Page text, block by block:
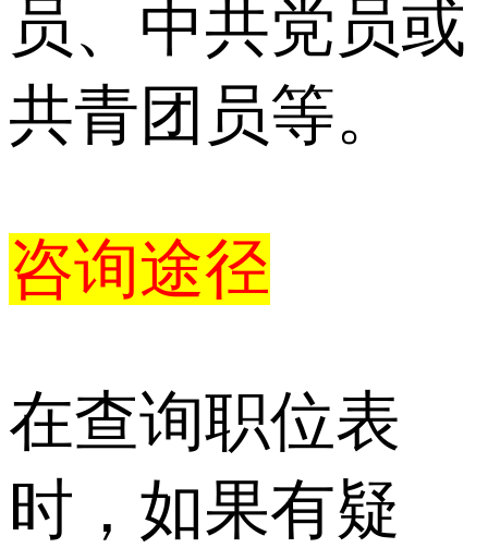
员、中共党员或
共青团员等。
咨询途径
在查询职位表
时，如果有疑